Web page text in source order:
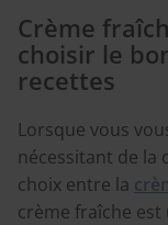
Crème
choisir le
recettes
Lorsque vous
nécessitant de la
choix entre la
crème fraîche